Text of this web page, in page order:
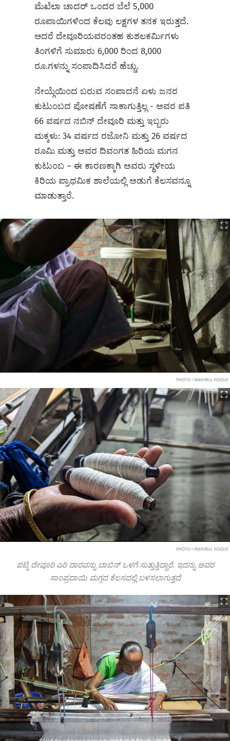
ಮೆಖೆಲಾ ಚಾದರ್‌ ಒಂದರ ಬೆಲೆ 5,000
ರೂಪಾಯಿಗಳಿಂದ ಕೆಲವು ಲಕ್ಷಗಳ ತನಕ ಇರುತ್ತದೆ.
ಆದರೆ ದೇವೂರಿಯವರಂತಹ ಕುಶಲಕರ್ಮಿಗಳು
ತಿಂಗಳಿಗೆ ಸುಮಾರು 6,000 ರಿಂದ 8,000
ರೂ.ಗಳನ್ನು ಸಂಪಾದಿಸಿದರೆ ಹೆಚ್ಚು.
ನೇಯ್ಗೆಯಿಂದ ಬರುವ ಸಂಪಾದನೆ ಏಳು ಜನರ
ಕುಟುಂಬದ ಪೋಷಣೆಗೆ ಸಾಕಾಗುತ್ತಿಲ್ಲ - ಅವರ ಪತಿ
66 ವರ್ಷದ ನಬಿನ್ ದೇವೂರಿ ಮತ್ತು ಇಬ್ಬರು
ಮಕ್ಕಳು: 34 ವರ್ಷದ ರಜೋನಿ ಮತ್ತು 26 ವರ್ಷದ
ರೂಮಿ ಮತ್ತು ಅವರ ದಿವಂಗತ ಹಿರಿಯ ಮಗನ
ಕುಟುಂಬ – ಈ ಕಾರಣಕ್ಕಾಗಿ ಅವರು ಸ್ಥಳೀಯ
ಕಿರಿಯ ಪ್ರಾಥಮಿಕ ಶಾಲೆಯಲ್ಲಿ ಅಡುಗೆ ಕೆಲಸವನ್ನೂ
ಮಾಡುತ್ತಾರೆ.
PHOTO • MAHIBUL HOQUE
PHOTO • MAHIBUL HOQUE
ಪಟ್ನಿ ದೇವೂರಿ ಎರಿ ದಾರವನ್ನು ಬಾಬಿನ್‌ ಒಳಗೆ ಸುತ್ತುತ್ತಿದ್ದಾರೆ. ಇದನ್ನು ಅವರ
ಸಾಂಪ್ರದಾಯಿ ಮಗ್ಗದ ಕೆಲಸದಲ್ಲಿ ಬಳಸಲಾಗುತ್ತದೆ